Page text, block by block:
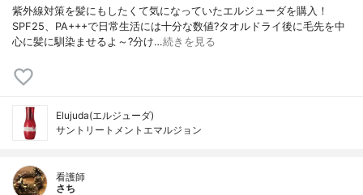
紫外線対策を髪にもしたくて気になっていたエルジューダを購入！
SPF25、PA+++で日常生活には十分な数値?タオルドライ後に毛先を中
心に髪に馴染ませるよ～?分け…続きを見る
Elujuda(エルジューダ)
サントリートメントエマルジョン
看護師
さち